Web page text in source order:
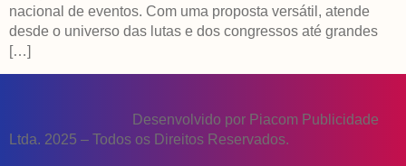
nacional de eventos. Com uma proposta versátil, atende
desde o universo das lutas e dos congressos até grandes
[…]
Desenvolvido por Piacom Publicidade
Ltda. 2025 – Todos os Direitos Reservados.